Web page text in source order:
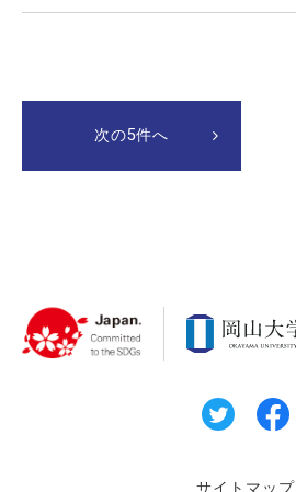
次の5件へ
サイトマップ